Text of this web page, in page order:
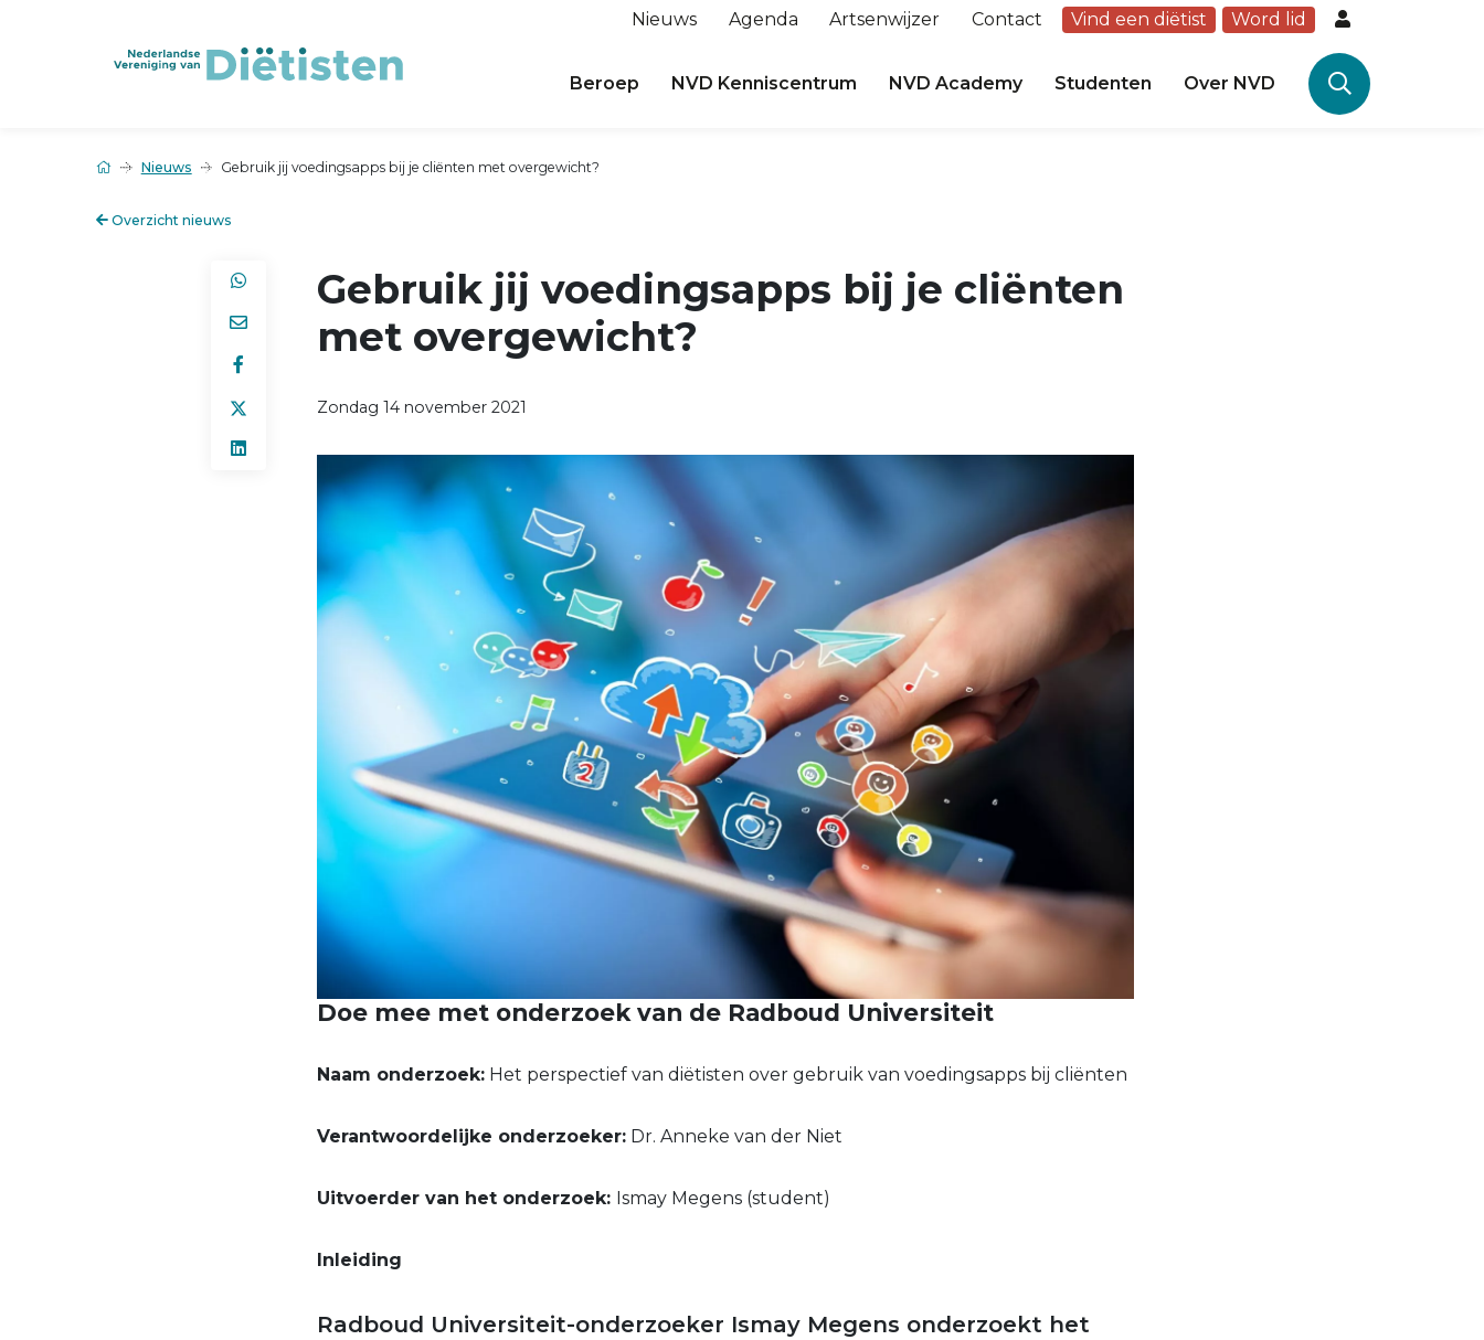
Nieuws Agenda Artsenwijzer Contact Vind een diëtist Word lid
Beroep NVD Kenniscentrum NVD Academy Studenten Over NVD
Nieuws Gebruik jij voedingsapps bij je cliënten met overgewicht?
Overzicht nieuws
Gebruik jij voedingsapps bij je cliënten
met overgewicht?
Zondag 14 november 2021
Doe mee met onderzoek van de Radboud Universiteit
Naam onderzoek: Het perspectief van diëtisten over gebruik van voedingsapps bij cliënten
Verantwoordelijke onderzoeker: Dr. Anneke van der Niet
Uitvoerder van het onderzoek: Ismay Megens (student)
Inleiding
Radboud Universiteit-onderzoeker Ismay Megens onderzoekt het